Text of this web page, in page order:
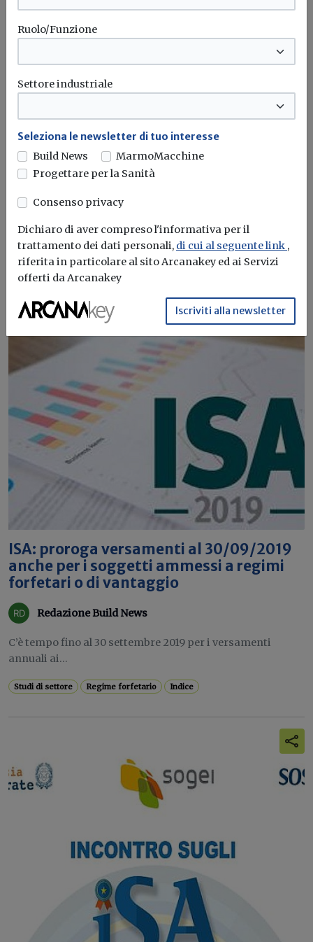
Indici sintetici di affidabilità fiscale
(ISA): no del MEF alla facoltatività
Redazione Build News
Replica il presidente del Consiglio nazionale dei
Studi di settore Fiscale Indici di congruità
ISA: proroga versamenti al 30/09/2019
anche per i soggetti ammessi a regimi
forfetari o di vantaggio
Redazione Build News
C’è tempo fino al 30 settembre 2019 per i versamenti
annuali ai...
Studi di settore Regime forfetario Indice
Ruolo/Funzione
Settore industriale
Seleziona le newsletter di tuo interesse
Build News
MarmoMacchine
Progettare per la Sanità
Consenso privacy
Dichiaro di aver compreso l'informativa per il
trattamento dei dati personali, di cui al seguente link ,
riferita in particolare al sito Arcanakey ed ai Servizi
offerti da Arcanakey
Iscriviti alla newsletter